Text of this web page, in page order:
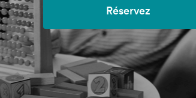
Réservez